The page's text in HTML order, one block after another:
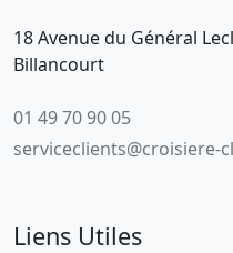
18 Avenue du Général
Billancourt
01 49 70 90 05
serviceclients@croisiere-
Liens Utiles